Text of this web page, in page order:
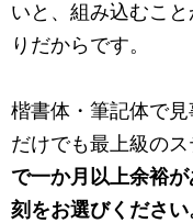
いと、組み込むこ
りだからです。
楷書体・筆記体で
だけでも最上級の
で一か月以上余裕
刻をお選びください